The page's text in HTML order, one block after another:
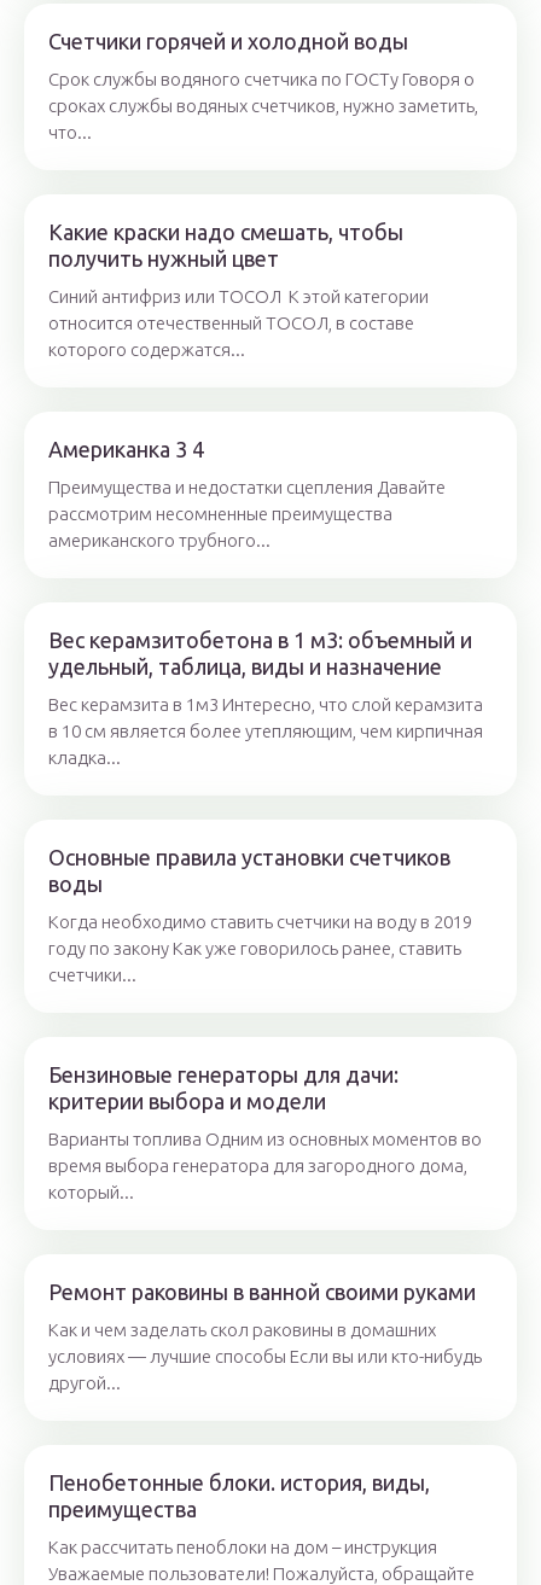
Счетчики горячей и холодной воды
Срок службы водяного счетчика по ГОСТу Говоря о
сроках службы водяных счетчиков, нужно заметить,
что...
Какие краски надо смешать, чтобы
получить нужный цвет
Синий антифриз или ТОСОЛ К этой категории
относится отечественный ТОСОЛ, в составе
которого содержатся...
Американка 3 4
Преимущества и недостатки сцепления Давайте
рассмотрим несомненные преимущества
американского трубного...
Вес керамзитобетона в 1 м3: объемный и
удельный, таблица, виды и назначение
Вес керамзита в 1м3 Интересно, что слой керамзита
в 10 см является более утепляющим, чем кирпичная
кладка...
Основные правила установки счетчиков
воды
Когда необходимо ставить счетчики на воду в 2019
году по закону Как уже говорилось ранее, ставить
счетчики...
Бензиновые генераторы для дачи:
критерии выбора и модели
Варианты топлива Одним из основных моментов во
время выбора генератора для загородного дома,
который...
Ремонт раковины в ванной своими руками
Как и чем заделать скол раковины в домашних
условиях — лучшие способы Если вы или кто-нибудь
другой...
Пенобетонные блоки. история, виды,
преимущества
Как рассчитать пеноблоки на дом – инструкция
Уважаемые пользователи! Пожалуйста, обращайте